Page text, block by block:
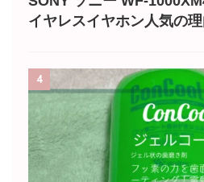
イヤレスイヤホン人気の
4